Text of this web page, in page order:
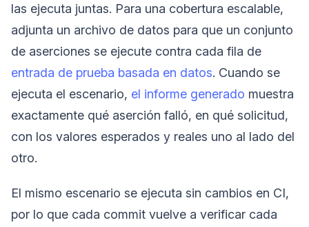
las ejecuta juntas. Para una cobertura escalable,
adjunta un archivo de datos para que un conjunto
de aserciones se ejecute contra cada fila de
entrada de prueba basada en datos. Cuando se
ejecuta el escenario, el informe generado muestra
exactamente qué aserción falló, en qué solicitud,
con los valores esperados y reales uno al lado del
otro.
El mismo escenario se ejecuta sin cambios en CI,
por lo que cada commit vuelve a verificar cada